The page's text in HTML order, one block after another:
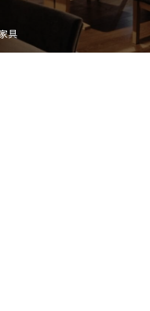
具